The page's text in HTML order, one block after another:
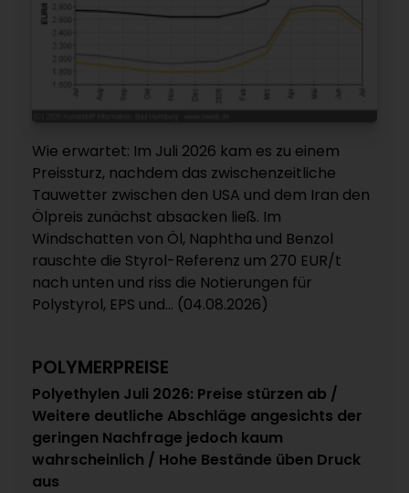
Wie erwartet: Im Juli 2026 kam es zu einem
Preissturz, nachdem das zwischenzeitliche
Tauwetter zwischen den USA und dem Iran den
Ölpreis zunächst absacken ließ. Im
Windschatten von Öl, Naphtha und Benzol
rauschte die Styrol-Referenz um 270 EUR/t
nach unten und riss die Notierungen für
Polystyrol, EPS und... (04.08.2026)
POLYMERPREISE
Polyethylen Juli 2026: Preise stürzen ab /
Weitere deutliche Abschläge angesichts der
geringen Nachfrage jedoch kaum
wahrscheinlich / Hohe Bestände üben Druck
aus